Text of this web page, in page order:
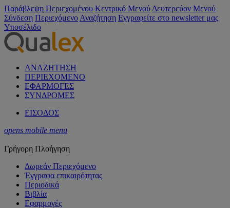
Παράβλεψη Περιεχομένου Κεντρικό Μενού Δευτερεύον Μενού
Σύνδεση Περιεχόμενο Αναζήτηση Εγγραφείτε στο newsletter μας
Υποσέλιδο
ΑΝΑΖΗΤΗΣΗ
ΠΕΡΙΕΧΟΜΕΝΟ
ΕΦΑΡΜΟΓΕΣ
ΣΥΝΔΡΟΜΕΣ
ΕΙΣΟΔΟΣ
opens mobile menu
Γρήγορη Πλοήγηση
Δωρεάν Περιεχόμενο
Έγγραφα επικαιρότητας
Περιοδικά
Βιβλία
Εφαρμογές